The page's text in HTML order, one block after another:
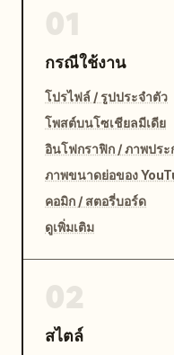
กรณีใช้งาน
โปรไฟล์ / รูปประจำตัว
โพสต์บนโซเชียลมีเดีย
อินโฟกราฟิก / ภาพประ
ภาพขนาดย่อของ
คอมิก / สตอรี่บอร์ด
ดูเพิ่มเติม
สไตล์